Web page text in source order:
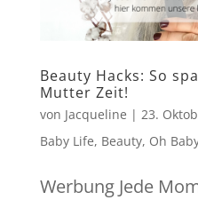
Beauty Hacks: So
Mutter Zeit!
von Jacqueline | 23.
Baby Life, Beauty, Oh
Werbung Jede